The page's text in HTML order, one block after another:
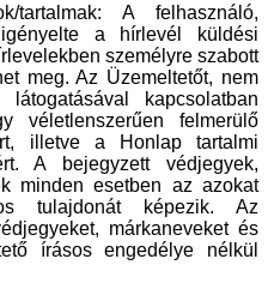
tartalmak: A felhasználó,
a hírlevél küldési
személyre szabott
meg. Az Üzemeltetőt, nem
kapcsolatban
véletlenszerűen felmerülő
illetve a Honlap tartalmi
A bejegyzett védjegyek,
minden esetben az azokat
tulajdonát képezik. Az
márkaneveket és
írásos engedélye nélkül